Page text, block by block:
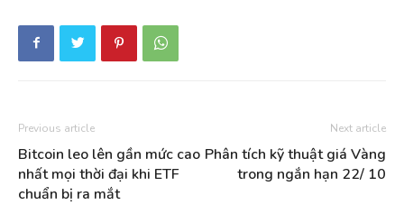
Previous article
Bitcoin leo lên gần mức cao
nhất mọi thời đại khi ETF
chuẩn bị ra mắt
Next article
Phân tích kỹ thuật giá Vàng
trong ngắn hạn 22/ 10